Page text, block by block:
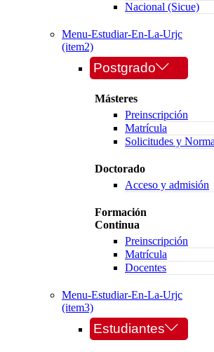
Nacional (Sicue)
Menu-Estudiar-En-La-Urjc
(item2)
Postgrado
Másteres
Preinscripción
Matrícula
Solicitudes y
Doctorado
Acceso y admisión
Formación
Continua
Preinscripción
Matrícula
Docentes
Menu-Estudiar-En-La-Urjc
(item3)
Estudiantes